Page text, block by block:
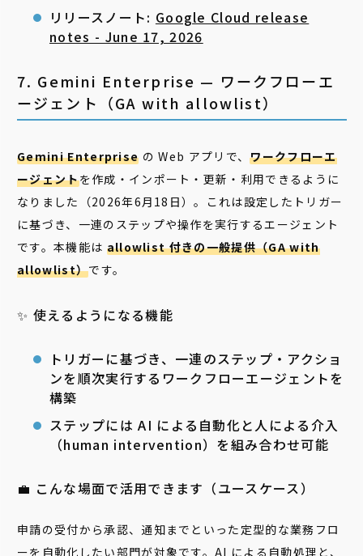
リリースノート: Google Cloud release
notes - June 17, 2026
7. Gemini Enterprise — ワークフローエ
ージェント（GA with allowlist）
Gemini Enterprise の Web アプリで、ワークフローエ
ージェントを作成・インポート・更新・利用できるように
なりました（2026年6月18日）。これは設定したトリガー
に基づき、一連のステップや操作を実行するエージェント
です。本機能は allowlist 付きの一般提供（GA with
allowlist）です。
✨ 使えるようになる機能
トリガーに基づき、一連のステップ・アクショ
ンを順次実行するワークフローエージェントを
構築
ステップには AI による自動化と人による介入
（human intervention）を組み合わせ可能
💼 こんな場面で活用できます（ユースケース）
申請の受付から承認、通知までといった定型的な業務フロ
ーを自動化したい部門が対象です。AI による自動処理と、